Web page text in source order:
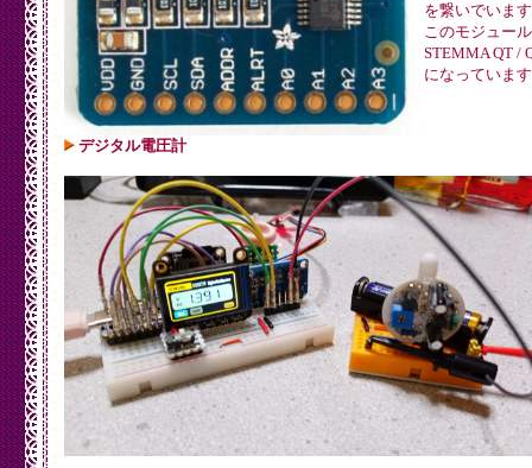
を繋いでいま
このモジュー
STEMMA QT /
になっていま
デジタル電圧計